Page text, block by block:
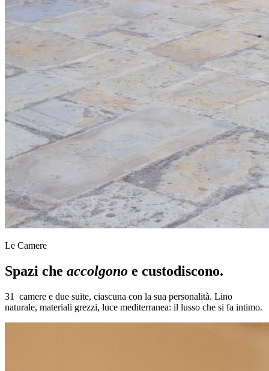
Le Camere
Spazi che accolgono e custodiscono.
31 camere e due suite, ciascuna con la sua personalità. Lino
naturale, materiali grezzi, luce mediterranea: il lusso che si fa intimo.